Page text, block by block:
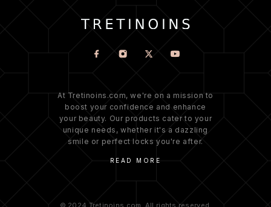
At Tretinoins.com, we're on a mission to
boost your confidence and enhance
your beauty. Our products cater to your
unique needs, whether it's a dazzling
smile or perfect locks you're after.
READ MORE